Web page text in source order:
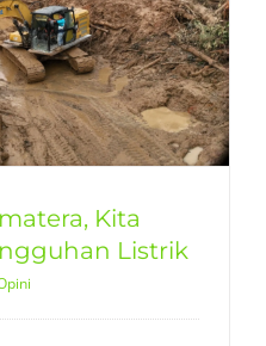
Kita
Listrik